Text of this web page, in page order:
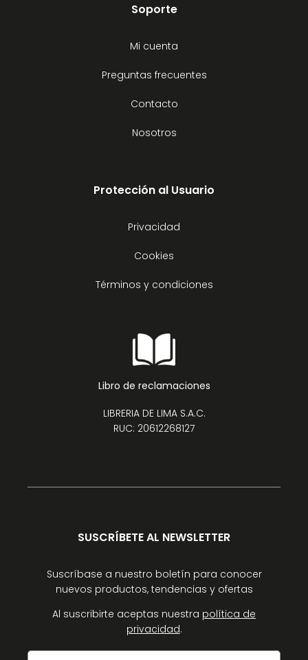
Soporte
Mi cuenta
Preguntas frecuentes
Contacto
Nosotros
Protección al Usuario
Privacidad
Cookies
Términos y condiciones
Libro de reclamaciones
LIBRERIA DE LIMA S.A.C.
RUC: 20612268127
SUSCRÍBETE AL NEWSLETTER
Suscríbase a nuestro boletín para conocer
nuevos productos, tendencias y ofertas
Al suscribirte aceptas nuestra política de
privacidad.